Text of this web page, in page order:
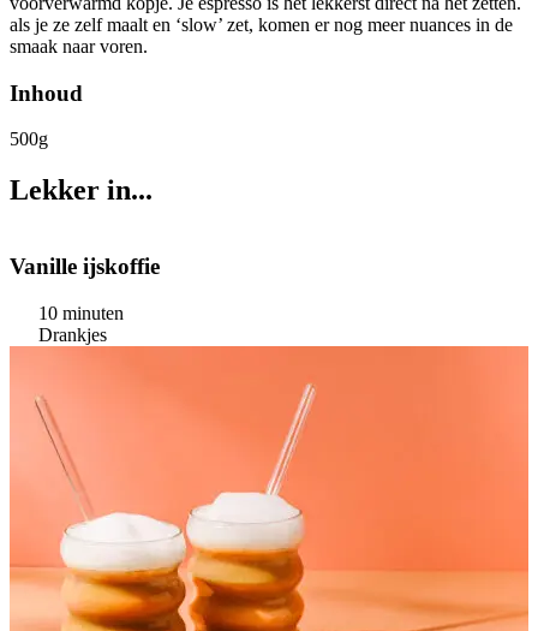
als je ze zelf maalt en ‘slow’ zet, komen er nog meer nuances in de
smaak naar voren.
Inhoud
500g
Lekker in...
Vanille ijskoffie
10 minuten
Drankjes